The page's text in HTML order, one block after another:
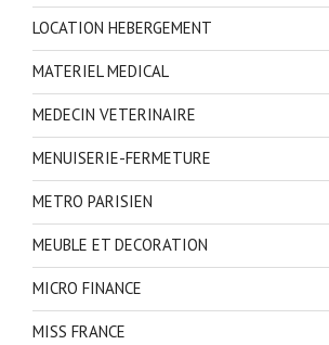
LOCATION HEBERGEMENT
MATERIEL MEDICAL
MEDECIN VETERINAIRE
MENUISERIE-FERMETURE
METRO PARISIEN
MEUBLE ET DECORATION
MICRO FINANCE
MISS FRANCE